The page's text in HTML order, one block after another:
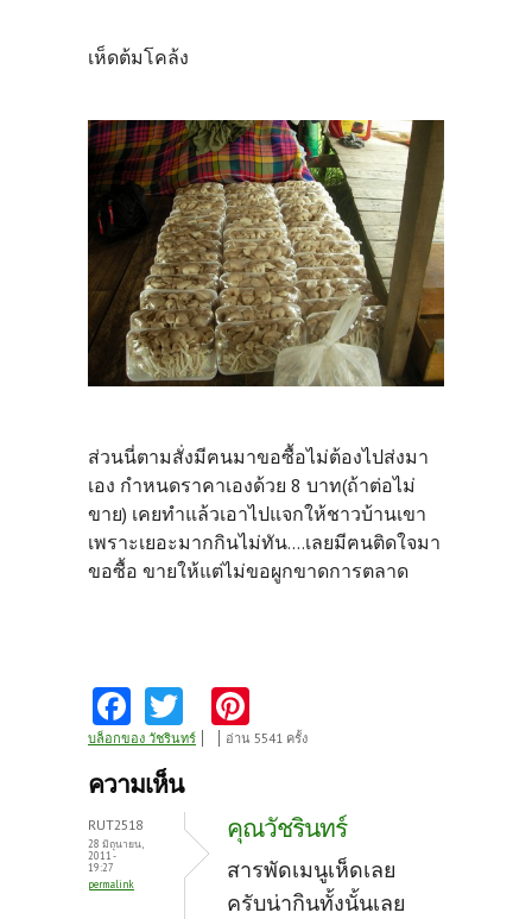
เห็ดต้มโคล้ง
ส่วนนี่ตามสั่งมีฅนมาขอซื้อไม่ต้องไปส่งมา
เอง กำหนดราคาเองด้วย 8 บาท(ถ้าต่อไม่
ขาย) เคยทำแล้วเอาไปแจกให้ชาวบ้านเขา
เพราะเยอะมากกินไม่ทัน....เลยมีฅนติดใจมา
ขอซื้อ ขายให้แต่ไม่ขอผูกขาดการตลาด
Fa
ce
b
o
o
k
w
itt
er
nt
es
t
บล็อกของ วัชรินทร์ อ่าน 5541 ครั้ง
ความเห็น
RUT2518
28 มิถุนายน,
2011 -
19:27
permalink
คุณวัชรินทร์
สารพัดเมนูเห็ดเลย
ครับน่ากินทั้งนั้นเลย